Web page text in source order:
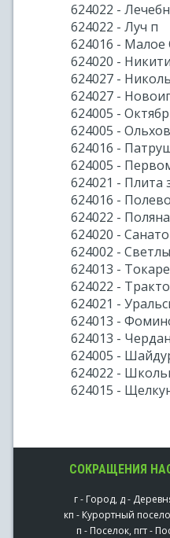
624022 -
624022 - Луч п
624016 -
624020 -
624027 -
624027 -
624005 -
624005 -
624016 -
624005 -
624021 - Плита
624016 -
624022 -
624020 -
624002 -
624013 -
624022 -
624021 -
624013 -
624013 -
624005 -
624022 -
624015 -
СОКРАЩЕНИЯ
г - Город, д -
кп - Курортный
п - Поселок, пгт -